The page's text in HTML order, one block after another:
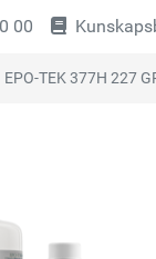
00
EPO-TEK 377H 227